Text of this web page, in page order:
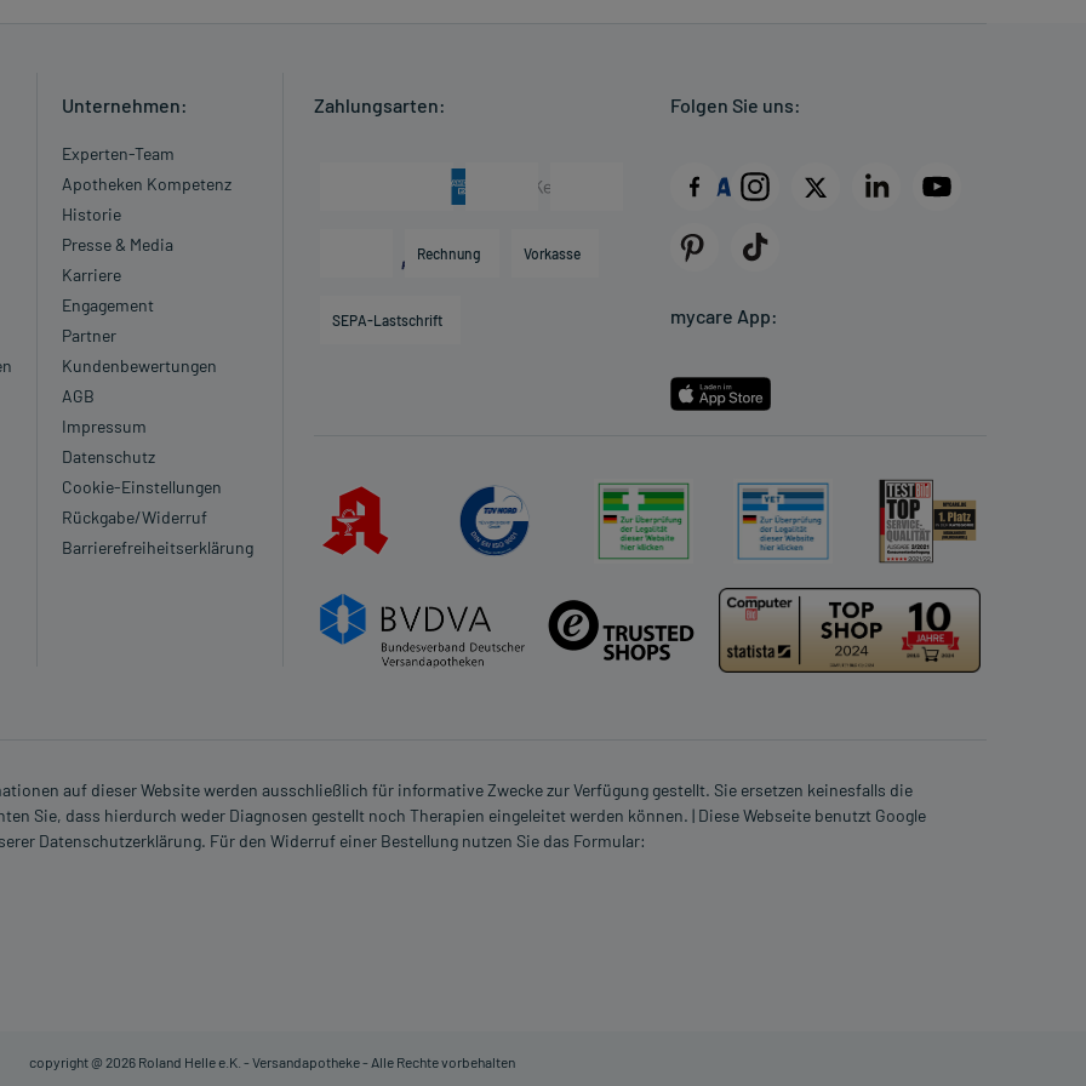
darf nicht angewendet werden.
verschiedene Überlegungen eine Rolle, ob und
werden kann.
worden, sprechen Sie mit Ihrem Arzt oder
als das Risiko, das die Anwendung bei einer
Unternehmen:
Experten-Team
Apotheken Kompetenz
Historie
Presse & Media
Karriere
Engagement
Partner
Kundenbewertungen
AGB
Impressum
Datenschutz
Cookie-Einstellungen
Rückgabe/Widerruf
Barrierefreiheitserklärung
Zahlungsarten:
Rechnung Vorkasse
SEPA-Lastschrift
Folgen Sie uns:
mycare App:
auf dieser Website werden ausschließlich für informative Zwecke zur Verfügung gestellt. Sie ersetzen keinesfalls die
Sie, dass hierdurch weder Diagnosen gestellt noch Therapien eingeleitet werden können. | Diese Webseite benutzt Google
Datenschutzerklärung. Für den Widerruf einer Bestellung nutzen Sie das Formular:
copyright @ 2026 Roland Helle e.K. - Versandapotheke - Alle Rechte vorbehalten